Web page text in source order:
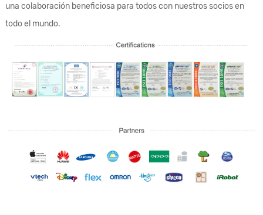
una colaboración beneficiosa para todos con nuestros socios en
todo el mundo.